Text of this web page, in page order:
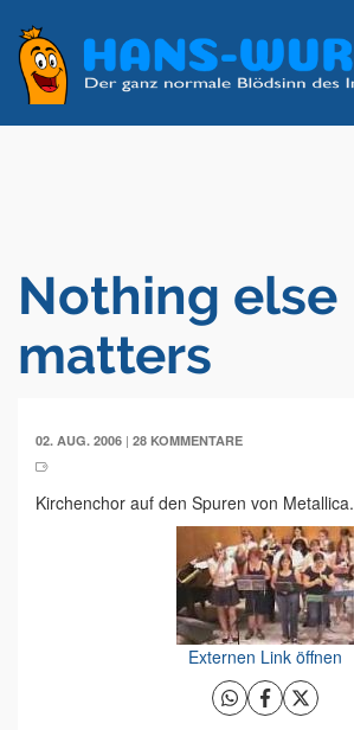
Nothing else
matters
02. AUG. 2006 | 28 KOMMENTARE
Kirchenchor auf den Spuren von Metallica.
Externen Link öffnen